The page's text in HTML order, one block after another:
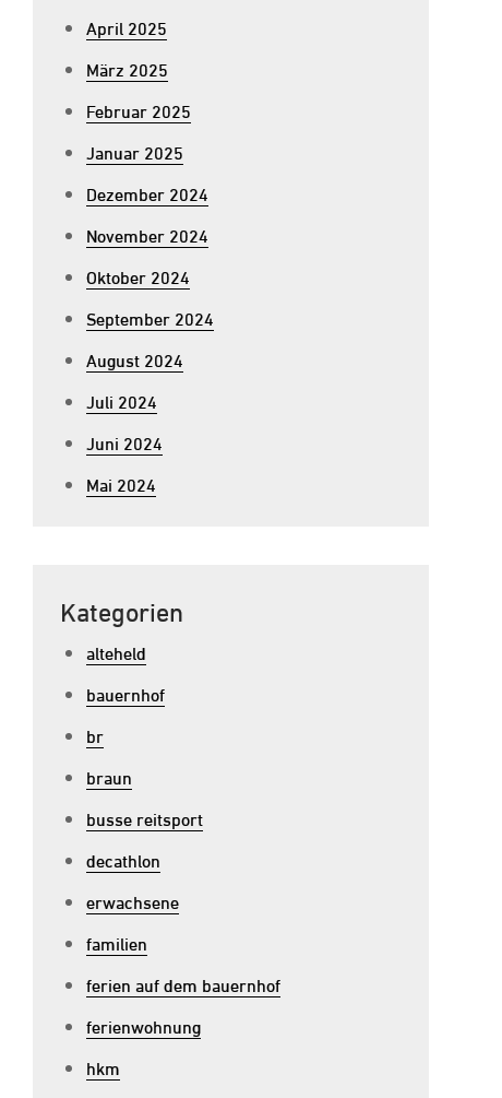
April 2025
März 2025
Februar 2025
Januar 2025
Dezember 2024
November 2024
Oktober 2024
September 2024
August 2024
Juli 2024
Juni 2024
Mai 2024
Kategorien
alteheld
bauernhof
br
braun
busse reitsport
decathlon
erwachsene
familien
ferien auf dem bauernhof
ferienwohnung
hkm